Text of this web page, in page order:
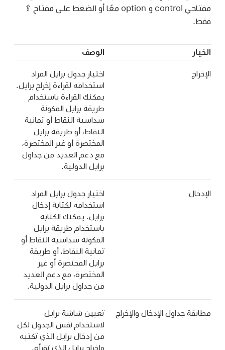
مفتاحي control و option معًا أو الضغط على مفتاح ⇪
فقط.
الخيار الوصف
الإخراج
اختيار جدول برايل المراد
استخدامه لقراءة إخراج برايل.
يمكنك القراءة باستخدام
طريقة برايل المكونة
سداسية النقاط أو ثمانية
النقاط، أو طريقة برايل
المختصرة أو غير المختصرة،
مع دعم العديد من جداول
برايل الدولية.
الإدخال
اختيار جدول برايل المراد
استخدامه لكتابة إدخال
برايل. يمكنك الكتابة
باستخدام طريقة برايل
المكونة سداسية النقاط أو
ثمانية النقاط، أو طريقة
برايل المختصرة أو غير
المختصرة، مع دعم العديد
من جداول برايل الدولية.
مطابقة جداول الإدخال والإخراج
تعيين شاشة برايل
لاستخدام نفس الجدول لكل
من إدخال برايل الذي تكتبه
وإخراج برايل الذي تقرأه.